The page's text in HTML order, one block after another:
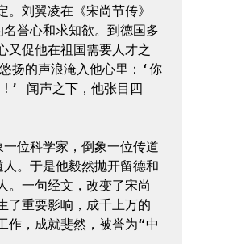
刘翼凌在《宋尚节传》
誉心和求知欲。到德国多
又促他在祖国需要人才之
扬的声浪淹入他心里：‘你
闻声之下，他张目四
位科学家，倒象一位传道
。于是他毅然抛开留德和
。一句经文，改变了宋尚
了重要影响，成千上万的
作，成就斐然，被誉为“中